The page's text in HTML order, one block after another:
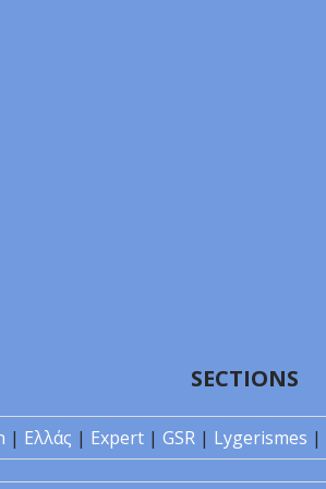
SECTIONS
| Ελλάς | Expert | GSR | Lygerismes |